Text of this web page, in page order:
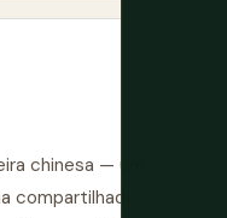
chinesa — um
compartilhado